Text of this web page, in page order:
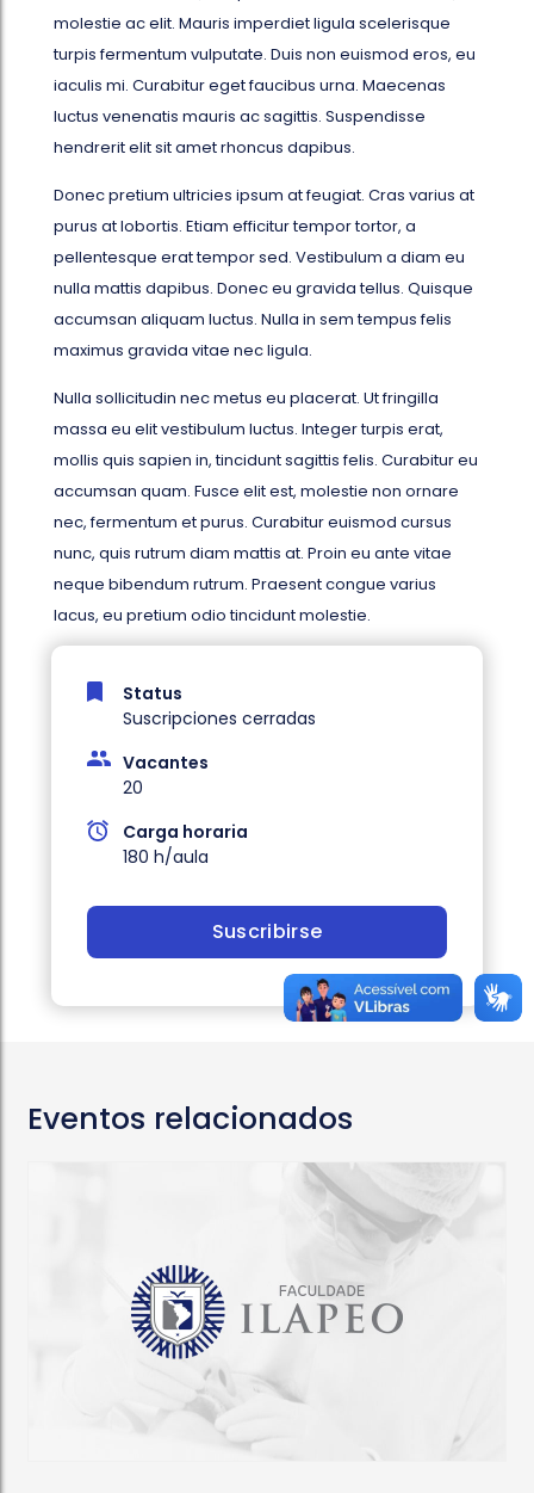
molestie ac elit. Mauris imperdiet ligula scelerisque
turpis fermentum vulputate. Duis non euismod eros, eu
iaculis mi. Curabitur eget faucibus urna. Maecenas
luctus venenatis mauris ac sagittis. Suspendisse
hendrerit elit sit amet rhoncus dapibus.
Donec pretium ultricies ipsum at feugiat. Cras varius at
purus at lobortis. Etiam efficitur tempor tortor, a
pellentesque erat tempor sed. Vestibulum a diam eu
nulla mattis dapibus. Donec eu gravida tellus. Quisque
accumsan aliquam luctus. Nulla in sem tempus felis
maximus gravida vitae nec ligula.
Nulla sollicitudin nec metus eu placerat. Ut fringilla
massa eu elit vestibulum luctus. Integer turpis erat,
mollis quis sapien in, tincidunt sagittis felis. Curabitur eu
accumsan quam. Fusce elit est, molestie non ornare
nec, fermentum et purus. Curabitur euismod cursus
nunc, quis rutrum diam mattis at. Proin eu ante vitae
neque bibendum rutrum. Praesent congue varius
lacus, eu pretium odio tincidunt molestie.
Status
Suscripciones cerradas
Vacantes
20
Carga horaria
180 h/aula
Suscribirse
Eventos relacionados